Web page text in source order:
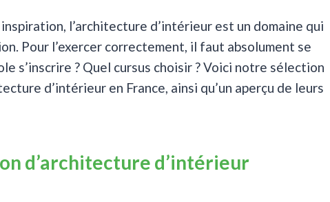
l’architecture d’intérieur est un domaine qui
Pour l’exercer correctement, il faut absolument se
s’inscrire ? Quel cursus choisir ? Voici notre sélection
d’intérieur en France, ainsi qu’un aperçu de leurs
d’architecture d’intérieur